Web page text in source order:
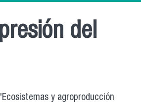
del
y agroproducción